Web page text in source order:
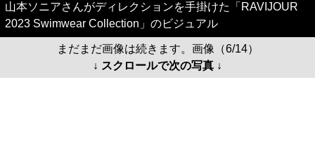
山本ソニアさんがディレクションを手掛けた「RAVIJOUR
2023 Swimwear Collection」のビジュアル
まだまだ画像は続きます。画像（6/14）
↓ スクロールで次の写真 ↓